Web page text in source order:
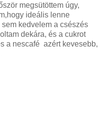
megsütöttem úgy,
ideális lenne
kedvelem a csészés
dekára, és a cukrot
a nescafé azért kevesebb,